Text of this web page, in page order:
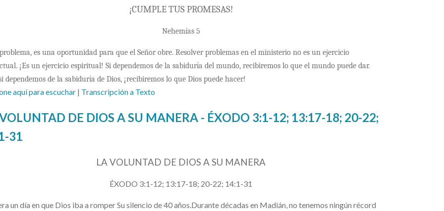
¡CUMPLE TUS PROMESAS!
Nehemías 5
es una oportunidad para que el Señor obre. Resolver problemas en el ministerio no es un ejercicio
¡Es un ejercicio espiritual! Si dependemos de la sabiduría del mundo, recibiremos lo que el mundo puede dar.
dependemos de la sabiduría de Dios, ¡recibiremos lo que Dios puede hacer!
aquí para escuchar | Transcripción a Texto
DE DIOS A SU MANERA - ÉXODO 3:1-12; 13:17-18; 20-22;
31
LA VOLUNTAD DE DIOS A SU MANERA
ÉXODO 3:1-12; 13:17-18; 20-22; 14:1-31
un día en que Dios iba a romper Su silencio de 40 años.Durante décadas en Madián, no tenemos ningún récord